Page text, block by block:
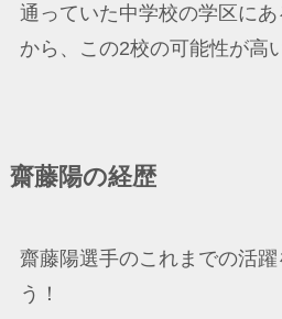
通っていた中学校の学区に
から、この2校の可能性が高
齋藤陽の経歴
齋藤陽選手のこれまでの活躍
う！